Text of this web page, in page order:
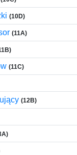
(10D)
(11A)
(11C)
(12B)